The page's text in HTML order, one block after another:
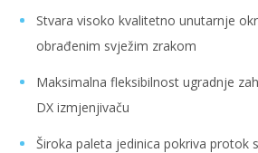
Stvara visoko kvalitetno unutarnje
obrađenim svježim zrakom
Maksimalna fleksibilnost ugradnje
DX izmjenjivaču
Široka paleta jedinica pokriva protok